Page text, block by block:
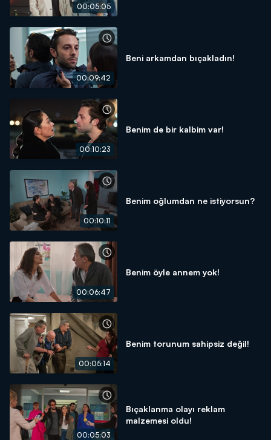
00:05:05
00:09:42
Beni arkamdan bıçakladın!
00:10:23
Benim de bir kalbim var!
00:10:11
Benim oğlumdan ne istiyorsun?
00:06:47
Benim öyle annem yok!
00:05:14
Benim torunum sahipsiz değil!
00:05:03
Bıçaklanma olayı reklam
malzemesi oldu!